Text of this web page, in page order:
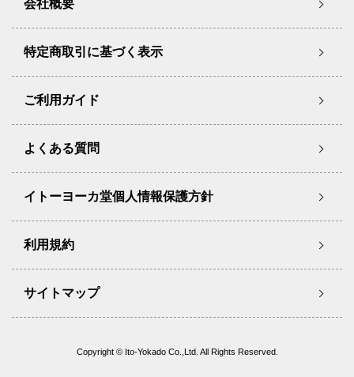
会社概要
特定商取引に基づく表示
ご利用ガイド
よくある質問
イトーヨーカ堂個人情報保護方針
利用規約
サイトマップ
Copyright © Ito-Yokado Co.,Ltd. All Rights Reserved.